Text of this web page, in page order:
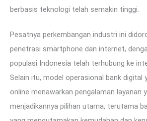
berbasis teknologi telah semakin tinggi.
Pesatnya perkembangan industri ini
penetrasi smartphone dan internet,
populasi Indonesia telah terhubung ke
Selain itu, model operasional bank digital
online menawarkan pengalaman layanan
menjadikannya pilihan utama, terutama